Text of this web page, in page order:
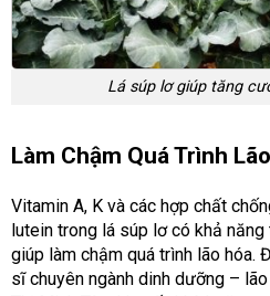
Lá súp lơ giúp tăng
Làm Chậm Quá Trình
Vitamin A, K và các hợp chất
lutein trong lá súp lơ có khả
giúp làm chậm quá trình lão hóa.
sĩ chuyên ngành dinh dưỡng –